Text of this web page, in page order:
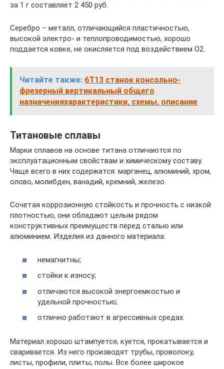
за 1 г составляет 2 450 руб.
Серебро – металл, отличающийся пластичностью,
высокой электро- и теплопроводимостью, хорошо
поддается ковке, не окисляется под воздействием О2.
Читайте также: 6Т13 станок консольно-
фрезерный вертикальный общего
назначенияхарактеристики, схемы, описание
Титановые сплавы
Марки сплавов на основе титана отличаются по
эксплуатационным свойствам и химическому составу.
Чаще всего в них содержатся: марганец, алюминий, хром,
олово, молибден, ванадий, кремний, железо.
Сочетая коррозионную стойкость и прочность с низкой
плотностью, они обладают целым рядом
конструктивных преимуществ перед сталью или
алюминием. Изделия из данного материала:
немагнитны;
стойки к износу;
отличаются высокой энергоемкостью и
удельной прочностью;
отлично работают в агрессивных средах.
Материал хорошо штампуется, куется, прокатывается и
сваривается. Из него производят трубы, проволоку,
листы, профили, плиты, полы. Все более широкое